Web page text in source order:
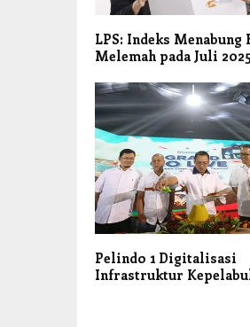
LPS: Indeks Menabung
Melemah pada Juli 2025
Pelindo 1 Digitalisasi
Infrastruktur